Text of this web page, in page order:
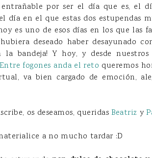
por ser el día que es, el
día en el que estas dos estupendas
es uno de esos días en los que
deseado haber desayunado
bandeja! Y hoy, y desde
Entre fogones anda el reto queremos
va bien cargado de emoción,
os deseamos, queridas Beatriz y
a no mucho tardar :D